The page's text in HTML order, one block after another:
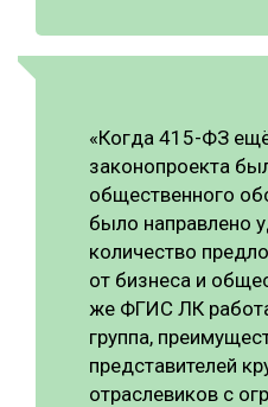
«Когда 415-ФЗ
законопроекта
общественного
было направлено
количество
от бизнеса и
же ФГИС ЛК
группа,
представителей
отраслевиков с